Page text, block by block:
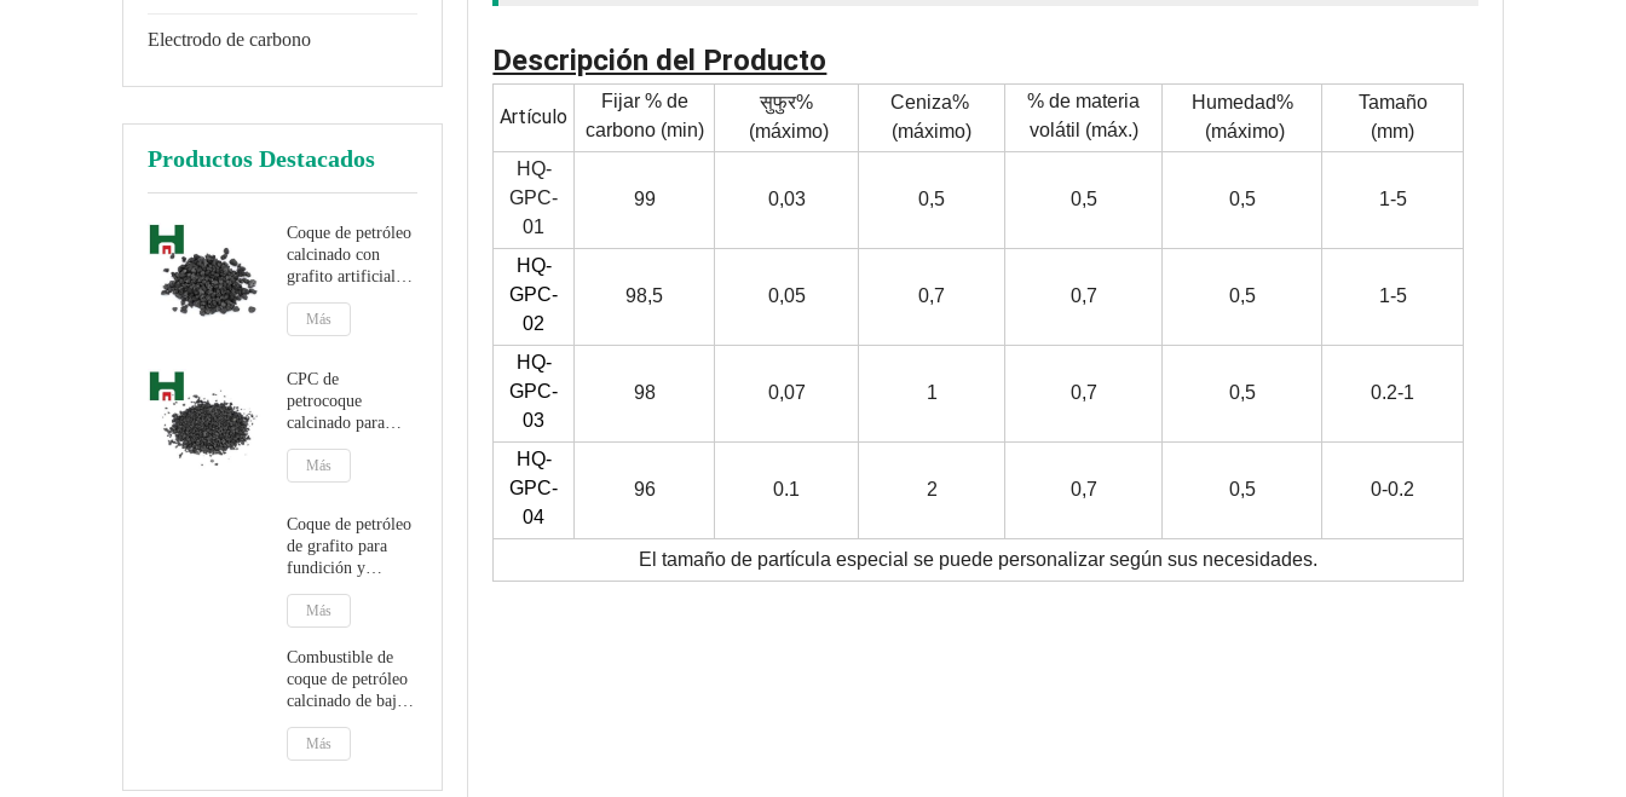
Electrodo de carbono
Productos Destacados
Coque de petróleo
calcinado con
grafito artificial
para aditivo de
carbono
Más
CPC de
petrocoque
calcinado para
fabricación de
acero
Más
Coque de petróleo
de grafito para
fundición y
fabricación de
acero Grafito
artificial
Más
Combustible de
coque de petróleo
calcinado de bajo
precio
Más
Descripción del Producto
Artículo
Fijar % de
carbono (min)
सुफुर%
(máximo)
Ceniza%
(máximo)
% de materia
volátil (máx.)
Humedad%
(máximo)
Tamaño
(mm)
HQ-
GPC-
01
99 0,03 0,5 0,5 0,5 1-5
HQ-
GPC-
02
98,5 0,05 0,7 0,7 0,5 1-5
HQ-
GPC-
03
98 0,07 1 0,7 0,5 0.2-1
HQ-
GPC-
04
96 0.1 2 0,7 0,5 0-0.2
El tamaño de partícula especial se puede personalizar según sus necesidades.